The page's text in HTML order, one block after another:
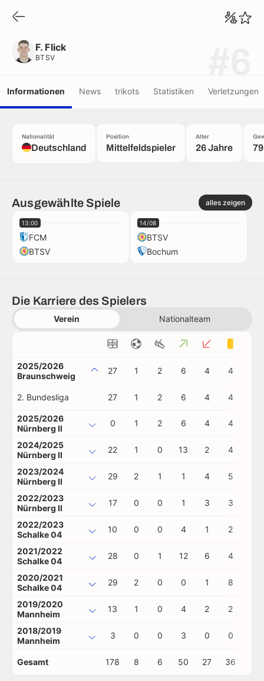
F. Flick
BTSV
Informationen News trikots Statistiken Verletzungen
Nationalität
Deutschland
Position
Mittelfeldspieler
Alter
26 Jahre
Ausgewählte Spiele alles zeigen
13:00
FCM
BTSV
14/08
BTSV
Bochum
Die Karriere des Spielers
Verein Nationalteam
2025/2026
Braunschweig
27 1 2 6 4 4
2. Bundesliga 27 1 2 6 4 4
2025/2026
Nürnberg II
0 1 2 6 4 4
2024/2025
Nürnberg II
22 1 0 13 2 4
2023/2024
Nürnberg II
29 2 1 1 4 5
2022/2023
Nürnberg II
17 0 0 1 3 3
2022/2023
Schalke 04
10 0 0 4 1 2
2021/2022
Schalke 04
28 0 1 12 6 4
2020/2021
Schalke 04
29 2 0 0 1 8
2019/2020
Mannheim
13 1 0 4 2 2
2018/2019
Mannheim
3 0 0 3 0 0
Gesamt 178 8 6 50 27 36